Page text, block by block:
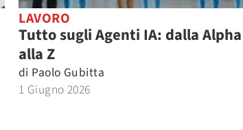
LAVORO
Tutto sugli Agenti IA: dalla Alpha
alla Z
di Paolo Gubitta
1 Giugno 2026